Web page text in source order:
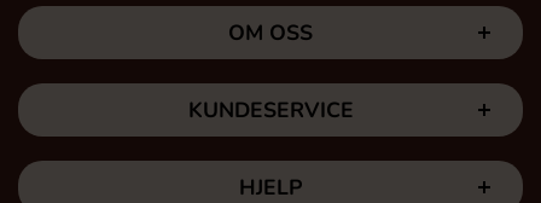
OM OSS
KUNDESERVICE
HJELP